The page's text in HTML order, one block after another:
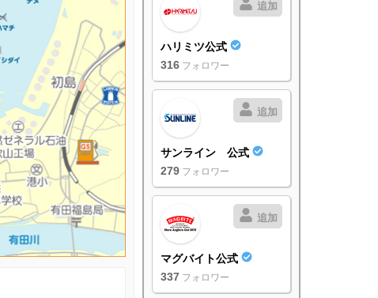
追加
ハリミツ公式
316 フォロワー
追加
サンライン 公式
279 フォロワー
追加
マグバイト公式
337 フォロワー